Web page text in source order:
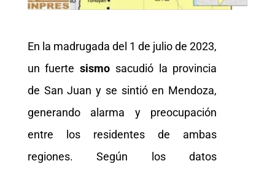
En la madrugada del 1 de julio de 2023,
un fuertesismo sacudió la provincia
de San Juan y se sintió en Mendoza,
generando alarma y preocupación
entre los residentes de ambas
regiones. Según los datos